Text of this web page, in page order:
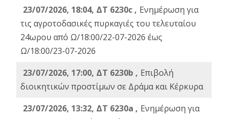
23/07/2026, 18:04, ΔΤ 6230c , Ενημέρωση για
τις αγροτοδασικές πυρκαγιές του τελευταίου
24ωρου από Ω/18:00/22-07-2026 έως
Ω/18:00/23-07-2026
23/07/2026, 17:00, ΔΤ 6230b , Επιβολή
διοικητικών προστίμων σε Δράμα και Κέρκυρα
23/07/2026, 13:32, ΔΤ 6230a , Ενημέρωση για